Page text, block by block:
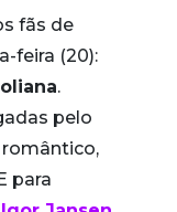
fãs de
feira (20):
.
pelo
para